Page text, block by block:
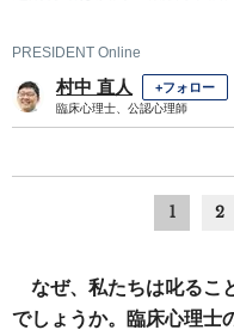
PRESIDENT Online
村中 直人 +フォロー
臨床心理士、公認心理師
1 2
なぜ、私たちは叱るこ
でしょうか。臨床心理士